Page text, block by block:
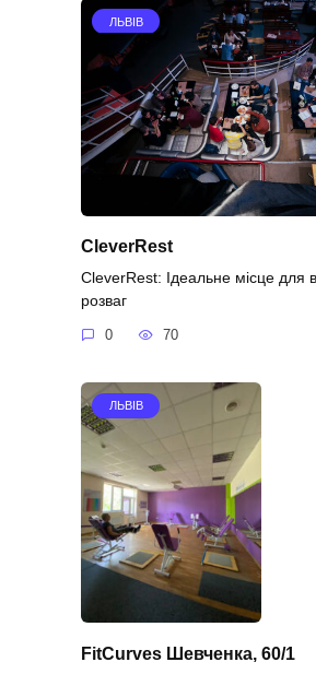
ЛЬВІВ
CleverRest
CleverRest: Ідеальне місце для
розваг
0 70
ЛЬВІВ
FitCurves Шевченка, 60/1